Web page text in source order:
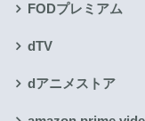
FODプレミアム
dTV
dアニメストア